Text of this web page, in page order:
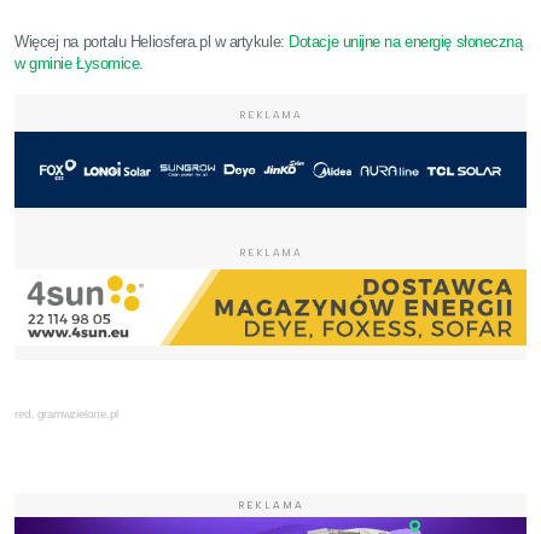
Więcej na portalu Heliosfera.pl w artykule: Dotacje unijne na energię słoneczną
w gminie Łysomice.
REKLAMA
REKLAMA
red. gramwzielone.pl
REKLAMA